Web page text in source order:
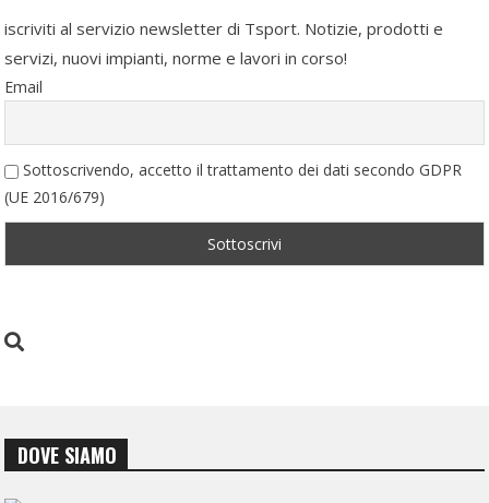
iscriviti al servizio newsletter di Tsport. Notizie, prodotti e
servizi, nuovi impianti, norme e lavori in corso!
Email
Sottoscrivendo, accetto il trattamento dei dati secondo GDPR
(UE 2016/679)
DOVE SIAMO